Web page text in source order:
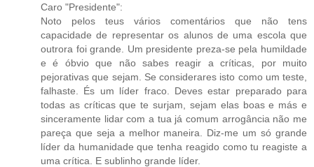
Caro "Presidente":
Noto pelos teus vários comentários que não tens
capacidade de representar os alunos de uma escola que
outrora foi grande. Um presidente preza-se pela humildade
e é óbvio que não sabes reagir a críticas, por muito
pejorativas que sejam. Se considerares isto como um teste,
falhaste. És um líder fraco. Deves estar preparado para
todas as críticas que te surjam, sejam elas boas e más e
sinceramente lidar com a tua já comum arrogância não me
pareça que seja a melhor maneira. Diz-me um só grande
líder da humanidade que tenha reagido como tu reagiste a
uma crítica. E sublinho grande líder.